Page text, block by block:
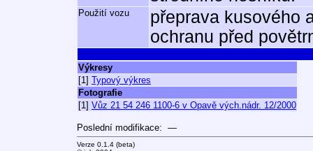
Použití vozu
přeprava kusového
ochranu před
Výkresy
[1] Typový výkres
Fotografie
[1] Vůz 21 54 246 1100-6 v Opavě vých.nádr. 12/2000
Poslední modifikace: —
Verze 0.1.4 (beta)